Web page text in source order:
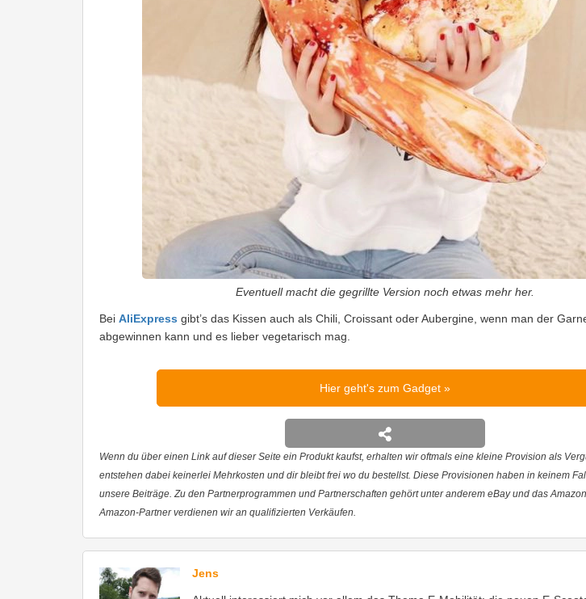
Eventuell macht die gegrillte Version noch etwas mehr her.
Bei AliExpress gibt’s das Kissen auch als Chili, Croissant oder Aubergine, wenn man der
abgewinnen kann und es lieber vegetarisch mag.
Hier geht's zum Gadget
Wenn du über einen Link auf dieser Seite ein Produkt kaufst, erhalten wir oftmals eine kleine Provision als
entstehen dabei keinerlei Mehrkosten und dir bleibt frei wo du bestellst. Diese Provisionen haben in keinem
unsere Beiträge. Zu den Partnerprogrammen und Partnerschaften gehört unter anderem eBay und das
Amazon-Partner verdienen wir an qualifizierten Verkäufen.
Jens